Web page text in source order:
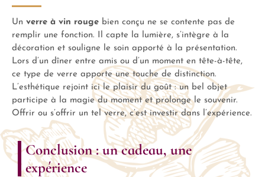
Un verre à vin rouge bien conçu ne se contente pas de
remplir une fonction. Il capte la lumière, s’intègre à la
décoration et souligne le soin apporté à la présentation.
Lors d’un dîner entre amis ou d’un moment en tête-à-tête,
ce type de verre apporte une touche de distinction.
L’esthétique rejoint ici le plaisir du goût : un bel objet
participe à la magie du moment et prolonge le souvenir.
Offrir ou s’offrir un tel verre, c’est investir dans l’expérience.
Conclusion : un cadeau, une
expérience